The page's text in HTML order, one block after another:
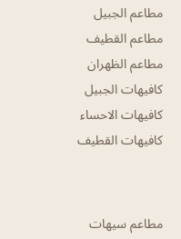
مطاعم الجبيل
مطاعم القطيف
مطاعم الظهران
كافيهات الجبيل
كافيهات الاحساء
كافيهات القطيف
مطاعم سيهات